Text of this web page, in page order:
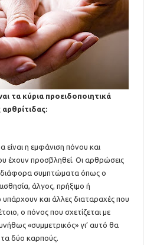
τα κύρια προειδοποιητικά
η εμφάνιση πόνου και
έχουν προσβληθεί. Οι αρθρώσεις
συμπτώματα όπως ο
άλγος, πρήξιμο ή
και άλλες διαταραχές που
ο πόνος που σχετίζεται με
«συμμετρικός» γι’ αυτό θα
τα δύο καρπούς.